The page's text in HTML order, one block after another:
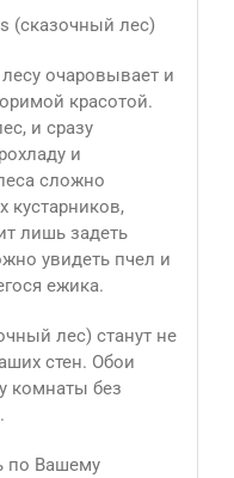
(сказочный лес)
очаровывает и
красотой.
и сразу
и
сложно
кустарников,
лишь задеть
увидеть пчел и
ежика.
лес) станут не
стен. Обои
комнаты без
по Вашему